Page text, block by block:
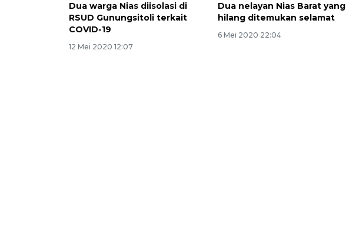
Dua warga Nias diisolasi di
RSUD Gunungsitoli terkait
COVID-19
12 Mei 2020 12:07
Dua nelayan Nias Barat yang
hilang ditemukan selamat
6 Mei 2020 22:04